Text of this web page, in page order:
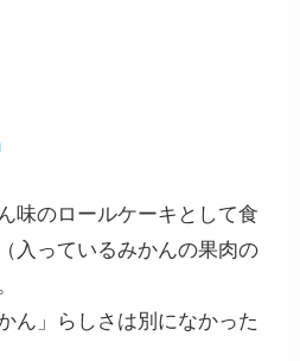
味のロールケーキとして食
入っているみかんの果肉の
ん」らしさは別になかった